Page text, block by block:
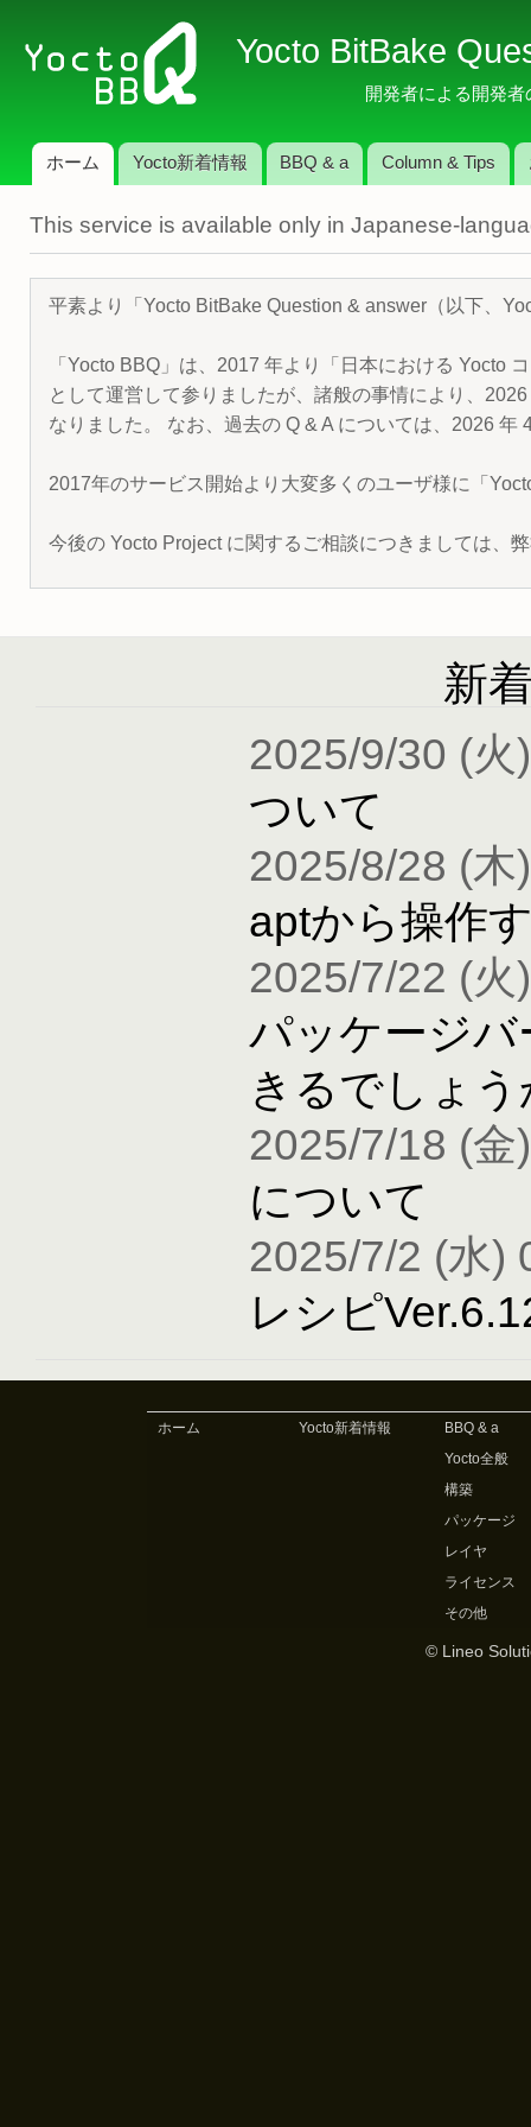
イ
コ
テ
ツ
に
移
動
Yocto BitBake
開発者による開発
メインメニュー
ホーム Yocto新着情報 BBQ & a Column & Tips
This service is available only in Japanese-
平素より「Yocto BitBake Question & answer（以下、
「Yocto BBQ」は、2017 年より「日本における Yocto
として運営して参りましたが、諸般の事情により、
なりました。 なお、過去の Q & A については、2026
2017年のサービス開始より大変多くのユーザ様に「
今後の Yocto Project に関するご相談につきましては、
新
2025/9/30 (火
ついて
2025/8/28 (木
aptから操作
2025/7/22 (火
パッケージ
きるでしょう
2025/7/18 (金
について
2025/7/2 (水)
レシピ
ホーム Yocto新着情報
BBQ & a
Yocto全般
構築
パッケージ
レイヤ
ライセンス
その他
© Lineo